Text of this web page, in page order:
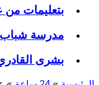
بتعليمات من
​مدرسة شباب
بشرى